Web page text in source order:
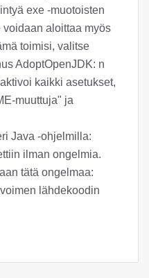
exe -muotoisten
aloittaa myös
toimisi, valitse
AdoptOpenJDK: n
kaikki asetukset,
muuttuja" ja
Java -ohjelmilla:
ilman ongelmia.
tätä ongelmaa:
lähdekoodin